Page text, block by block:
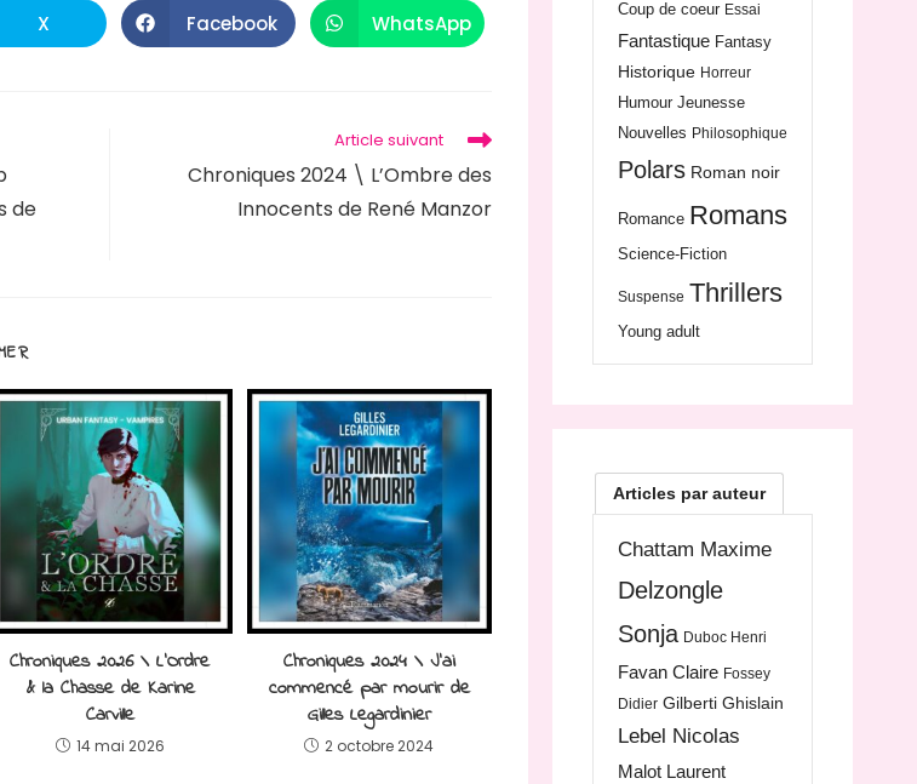
X Facebook WhatsApp
de
Article suivant
Chroniques 2024 \ L’Ombre des
Innocents de René Manzor
Chroniques 2026 \ L’Ordre
& la Chasse de Karine
Carville
14 mai 2026
Chroniques 2024 \ J’ai
commencé par mourir de
Gilles Legardinier
2 octobre 2024
Coup de coeur Essai
Fantastique Fantasy
Historique Horreur
Humour Jeunesse
Nouvelles Philosophique
Polars Roman noir
Romance Romans
Science-Fiction
Suspense Thrillers
Young adult
Articles par auteur
Chattam Maxime
Delzongle
Sonja Duboc Henri
Favan Claire Fossey
Didier Gilberti Ghislain
Lebel Nicolas
Malot Laurent